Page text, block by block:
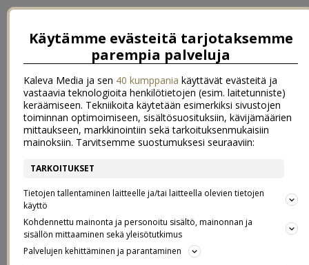
Omenamuffinit
03.9.2016
Käytämme evästeitä tarjotaksemme
parempia palveluja
Kaleva Media ja sen 40 kumppania käyttävät evästeitä ja
vastaavia teknologioita henkilötietojen (esim. laitetunniste)
keräämiseen. Tekniikoita käytetään esimerkiksi sivustojen
toiminnan optimoimiseen, sisältösuosituksiin, kävijämäärien
mittaukseen, markkinointiin sekä tarkoituksenmukaisiin
mainoksiin. Tarvitsemme suostumuksesi seuraaviin:
TARKOITUKSET
Tietojen tallentaminen laitteelle ja/tai laitteella olevien tietojen
käyttö
Kohdennettu mainonta ja personoitu sisältö, mainonnan ja
sisällön mittaaminen sekä yleisötutkimus
Palvelujen kehittäminen ja parantaminen